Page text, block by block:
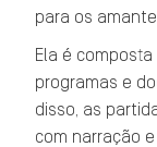
para os
Ela é
programas e
disso, as
com narração